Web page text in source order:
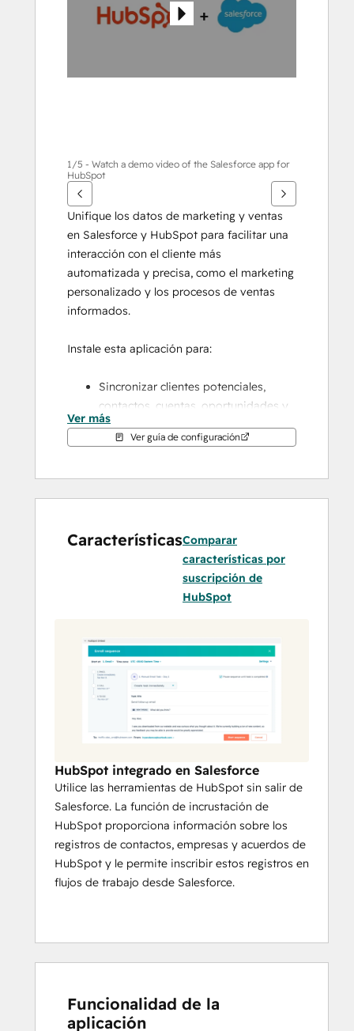
1/5 - Watch a demo video of the Salesforce app for
HubSpot
Unifique los datos de marketing y ventas
en Salesforce y HubSpot para facilitar una
interacción con el cliente más
automatizada y precisa, como el marketing
personalizado y los procesos de ventas
informados.
Instale esta aplicación para:
Sincronizar clientes potenciales,
contactos, cuentas, oportunidades y
objetos personalizados entre
plataformas, reduciendo la
mejorando la alineación de la
información.
clientes, incluida la participación por
correo electrónico, los envíos de
formularios y la actividad del sitio
Web para proporcionar a los equipos
Utilice los datos de contacto de
Salesforce para segmentar bases de
datos, personalizar comunicaciones
de marketing y realizar un
seguimiento de la atribución de
marketing.
Inscriba registros en flujos de trabajo
directamente desde Salesforce y
acceda a las herramientas de
HubSpot dentro de la interfaz de
Salesforce, reduciendo el cambio de
plataforma y mejorando la eficacia
Ver más
Ver guía de configuración
CaracterísticasComparar
características por
suscripción de
HubSpot
HubSpot integrado en Salesforce
Utilice las herramientas de HubSpot sin salir de
Salesforce. La función de incrustación de
HubSpot proporciona información sobre los
registros de contactos, empresas y acuerdos de
HubSpot y le permite inscribir estos registros en
flujos de trabajo desde Salesforce.
Funcionalidad de la
aplicación